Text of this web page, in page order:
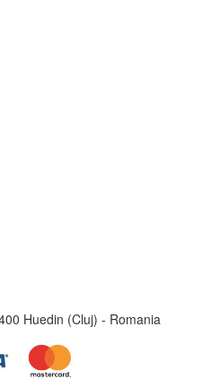
Huedin (Cluj) - Romania